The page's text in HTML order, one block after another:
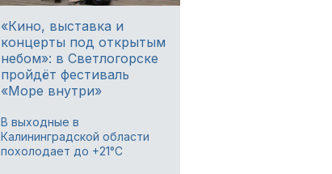
«Кино, выставка и
концерты под открытым
небом»: в Светлогорске
пройдёт фестиваль
«Море внутри»
В выходные в
Калининградской области
похолодает до +21°C